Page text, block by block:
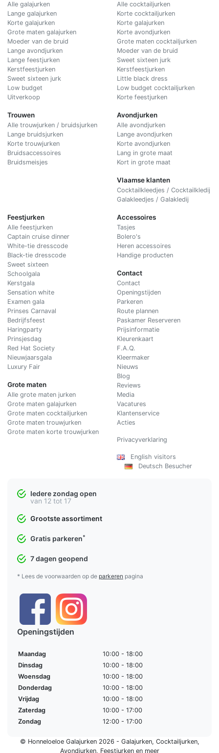
Alle galajurken
Lange galajurken
Korte galajurken
Grote maten galajurken
Moeder van de bruid
Lange avondjurken
Lange feestjurken
Kerstfeestjurken
Sweet sixteen jurk
Low budget
Uitverkoop
Trouwen
Alle trouwjurken / bruidsjurken
Lange bruidsjurken
Korte trouwjurken
Bruidsaccessoires
Bruidsmeisjes
Alle cocktailjurken
Korte cocktailjurken
Korte galajurken
Korte avondjurken
Grote maten cocktailjurken
Moeder van de bruid
Sweet sixteen jurk
Kerstfeestjurken
Little black dress
Low budget cocktailjurken
Korte feestjurken
Avondjurken
Alle avondjurken
Lange avondjurken
Korte avondjurken
Lang in grote maat
Kort in grote maat
Vlaamse klanten
Cocktailkleedjes / Cocktailkledij
Galakleedjes / Galakledij
Feestjurken
Alle feestjurken
Captain cruise dinner
White-tie dresscode
Black-tie dresscode
Sweet sixteen
Schoolgala
Kerstgala
Sensation white
Examen gala
Prinses Carnaval
Bedrijfsfeest
Haringparty
Prinsjesdag
Red Hat Society
Nieuwjaarsgala
Luxury Fair
Grote maten
Alle grote maten jurken
Grote maten galajurken
Grote maten cocktailjurken
Grote maten trouwjurken
Grote maten korte trouwjurken
Accessoires
Tasjes
Bolero's
Heren accessoires
Handige producten
Contact
Contact
Openingstijden
Parkeren
Route plannen
Paskamer Reserveren
Prijsinformatie
Kleurenkaart
F.A.Q.
Kleermaker
Nieuws
Blog
Reviews
Media
Vacatures
Klantenservice
Acties
Privacyverklaring
English visitors
Deutsch Besucher
Iedere zondag open
van 12 tot 17
Grootste assortiment
Gratis parkeren*
7 dagen geopend
* Lees de voorwaarden op de parkeren pagina
Openingstijden
Maandag
10:00 - 18:00
Dinsdag
10:00 - 18:00
Woensdag
10:00 - 18:00
Donderdag
10:00 - 18:00
Vrijdag
10:00 - 18:00
Zaterdag
10:00 - 17:00
Zondag
12:00 - 17:00
© Honneloeloe Galajurken 2026 - Galajurken, Cocktailjurken,
Avondjurken, Feestjurkenen meer